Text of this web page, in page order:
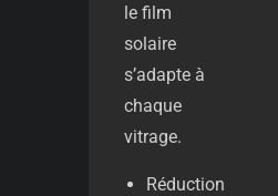
le film
solaire
s’adapte à
chaque
vitrage.
Réduction